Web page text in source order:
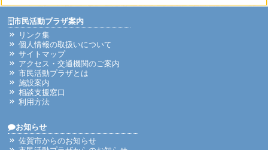
市民活動プラザ案内
リンク集
個人情報の取扱いについて
サイトマップ
アクセス・交通機関のご案内
市民活動プラザとは
施設案内
相談支援窓口
利用方法
お知らせ
佐賀市からのお知らせ